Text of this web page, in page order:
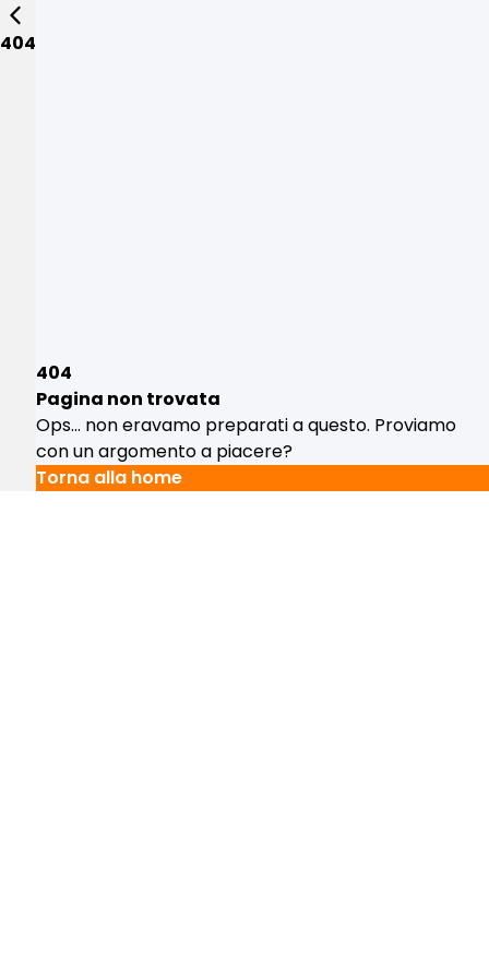
404
404
Pagina non trovata
Ops... non eravamo preparati a questo. Proviamo
con un argomento a piacere?
Torna alla home